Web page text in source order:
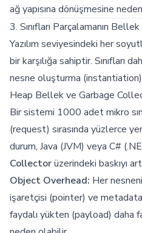
ağ yapısına dönüşmesine
3. Sınıfları Parçalamanın
Yazılım seviyesindeki her
bir karşılığa sahiptir. Sınıfları
nesne oluşturma (instantiation)
Heap Bellek ve Garbage
Bir sistemi 1000 adet mikro
(request) sırasında yüzlerce
durum, Java (JVM) veya C#
Collectorüzerindeki baskıyı
Object Overhead: Her
işaretçisi (pointer) ve metadata
faydalı yükten (payload) daha